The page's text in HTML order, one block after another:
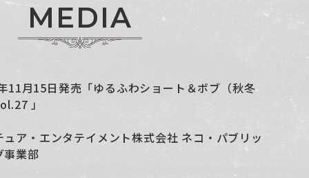
M EDIA
11月15日発売「ゆるふわショート＆ボブ（秋冬
」
ュア・エンタテイメント株式会社 ネコ・パブリッ
事業部